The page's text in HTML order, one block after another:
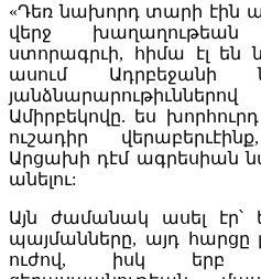
«Դեռ նախորդ տարի էին
վերջ
ստորագրւի, հիմա էլ են
ասում Ադրբեջանի
Ամիրբեկովը. ես
ուշադիր
Արցախի դէմ ագրեսիան
անելու:
Այն ժամանակ ասել էր՝
պայմանները, այդ հարցը
ուժով, իսկ երբ